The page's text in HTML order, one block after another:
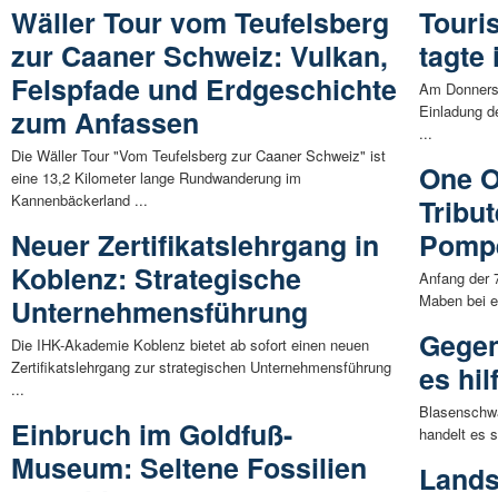
Wäller Tour vom Teufelsberg
zur Caaner Schweiz: Vulkan,
Felspfade und Erdgeschichte
zum Anfassen
Die Wäller Tour "Vom Teufelsberg zur Caaner Schweiz" ist
eine 13,2 Kilometer lange Rundwanderung im
Kannenbäckerland ...
Neuer Zertifikatslehrgang in
Koblenz: Strategische
Unternehmensführung
Die IHK-Akademie Koblenz bietet ab sofort einen neuen
Zertifikatslehrgang zur strategischen Unternehmensführung
...
Einbruch im Goldfuß-
Museum: Seltene Fossilien
tagte
Am
Einladung
...
One
Anfang der
Maben bei
es
handelt es